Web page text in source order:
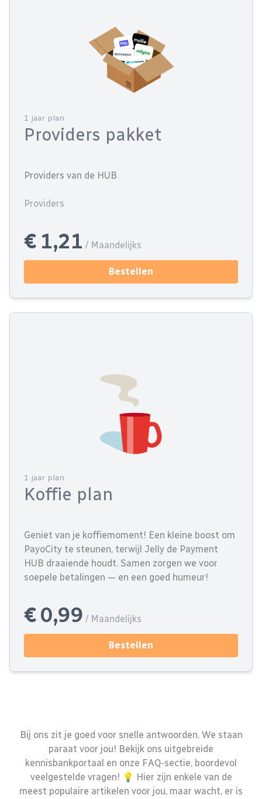
1 jaar plan
Providers pakket
Providers van de HUB
Providers
€ 1,21 / Maandelijks
Bestellen
1 jaar plan
Koffie plan
Geniet van je koffiemoment! Een kleine boost om
PayoCity te steunen, terwijl Jelly de Payment
HUB draaiende houdt. Samen zorgen we voor
soepele betalingen — en een goed humeur!
€ 0,99 / Maandelijks
Bestellen
Bij ons zit je goed voor snelle antwoorden. We staan
paraat voor jou! Bekijk ons uitgebreide
kennisbankportaal en onze FAQ-sectie, boordevol
veelgestelde vragen! 💡 Hier zijn enkele van de
meest populaire artikelen voor jou, maar wacht, er is